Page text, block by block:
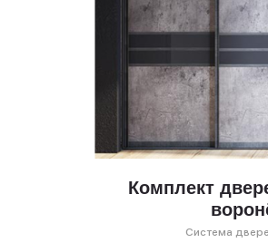
Комплект
Система